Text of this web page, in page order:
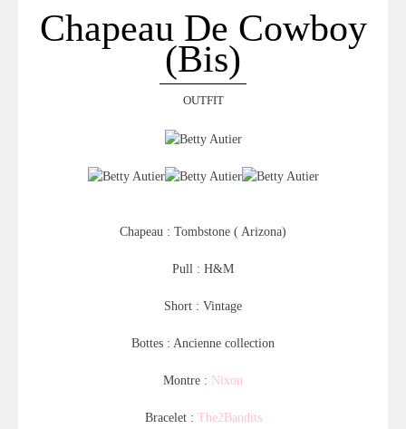
Chapeau De Cowboy
(Bis)
OUTFIT
Chapeau : Tombstone ( Arizona)
Pull : H&M
Short : Vintage
Bottes : Ancienne collection
Montre : Nixon
Bracelet : The2Bandits